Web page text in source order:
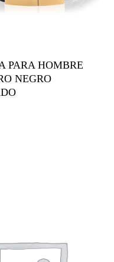
PARA HOMBRE
NEGRO